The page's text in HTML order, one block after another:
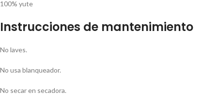
100% yute
Instrucciones de mantenimiento
No laves.
No usa blanqueador.
No secar en secadora.